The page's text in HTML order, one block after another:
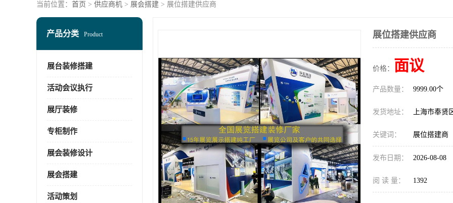
当前位置： 首页 > 供应商机 > 展会搭建 > 展位搭建供应商
产品分类 Product
展台装修搭建
活动会议执行
展厅装修
专柜制作
展会装修设计
展会搭建
活动策划
展位搭建供应商
价格： 面议
产品数量： 9999.00个
发货地址： 上海市奉贤
关键词： 展位搭建商
发布日期： 2026-08-08
阅 读 量： 1392